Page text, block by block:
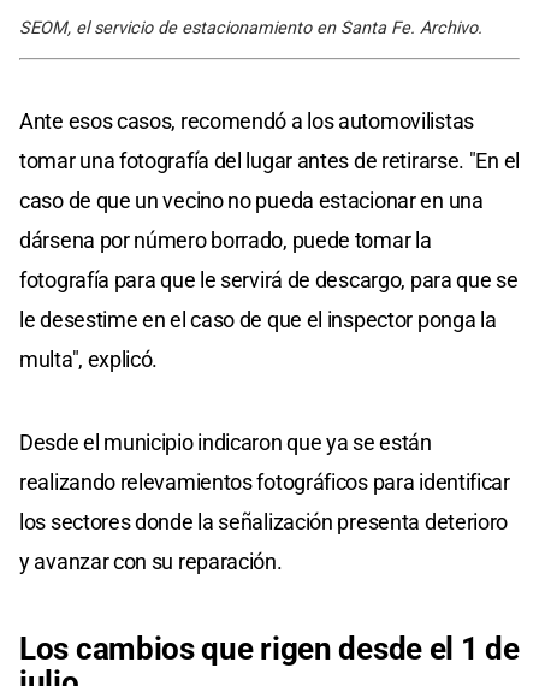
SEOM, el servicio de estacionamiento en Santa Fe. Archivo.
Ante esos casos, recomendó a los automovilistas
tomar una fotografía del lugar antes de retirarse. "En el
caso de que un vecino no pueda estacionar en una
dársena por número borrado, puede tomar la
fotografía para que le servirá de descargo, para que se
le desestime en el caso de que el inspector ponga la
multa", explicó.
Desde el municipio indicaron que ya se están
realizando relevamientos fotográficos para identificar
los sectores donde la señalización presenta deterioro
y avanzar con su reparación.
Los cambios que rigen desde el 1 de